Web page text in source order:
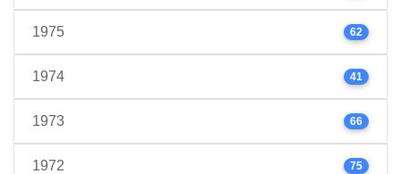
1975 62
1974 41
1973 66
1972 75